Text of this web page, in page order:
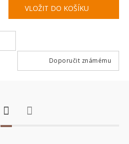
Doporučit známému